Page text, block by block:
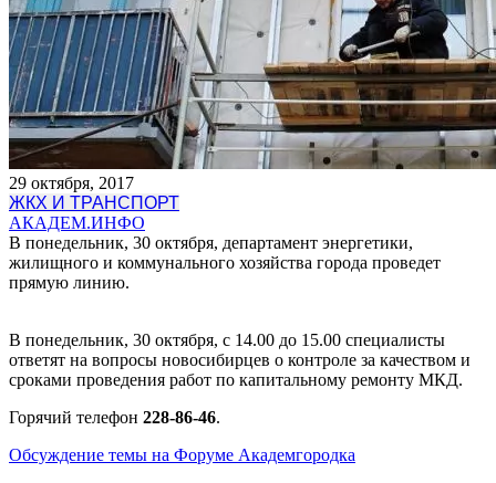
29 октября, 2017
ЖКХ И ТРАНСПОРТ
АКАДЕМ.ИНФО
В понедельник, 30 октября, департамент энергетики,
жилищного и коммунального хозяйства города проведет
прямую линию.
В понедельник, 30 октября, с 14.00 до 15.00 специалисты
ответят на вопросы новосибирцев о контроле за качеством и
сроками проведения работ по капитальному ремонту МКД.
Горячий телефон 228-86-46.
Обсуждение темы на Форуме Академгородка